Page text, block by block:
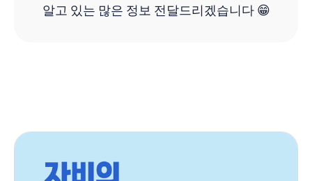
알고 있는 많은 정보 전달드리겠습니다 😁